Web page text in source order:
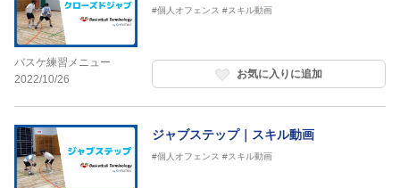
バスケ練習メニュー
2022/10/26
#個人オフェンス #スキル動画
お気に入りに追加
ジャブステップ｜スキル動画
#個人オフェンス #スキル動画